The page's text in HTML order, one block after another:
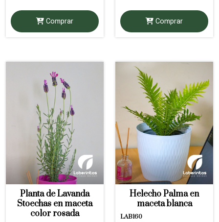
Comprar Comprar
Planta de Lavanda
Stoechas en maceta
color rosada
Helecho Palma en
maceta blanca
LAB160